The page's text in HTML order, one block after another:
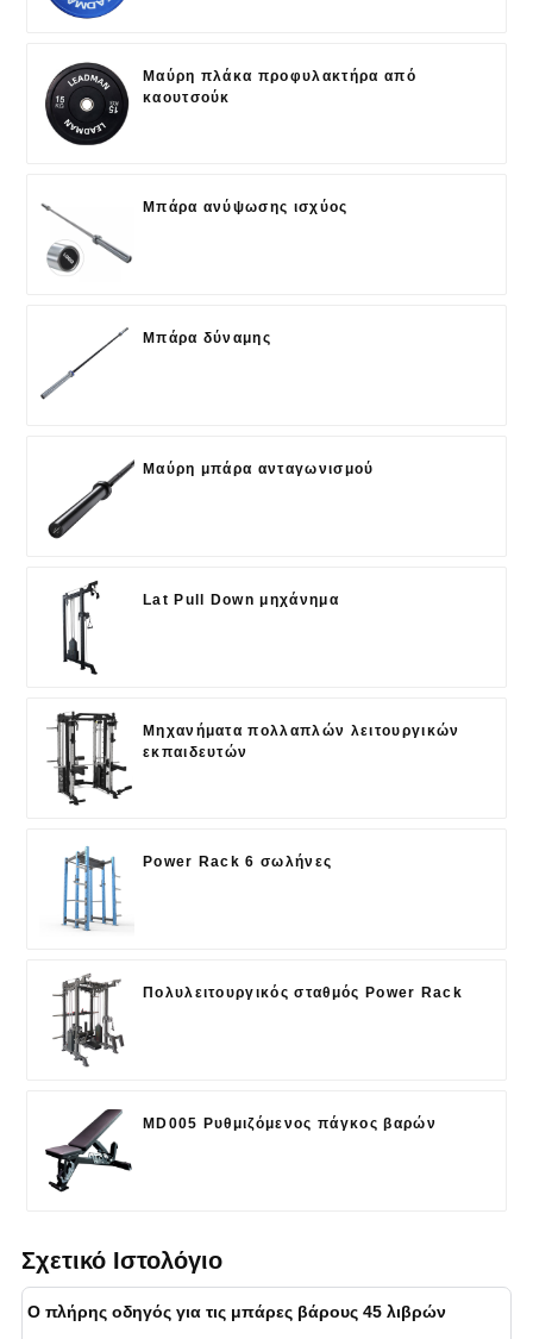
Μαύρη πλάκα προφυλακτήρα από
καουτσούκ
Μπάρα ανύψωσης ισχύος
Μπάρα δύναμης
Μαύρη μπάρα ανταγωνισμού
Lat Pull Down μηχάνημα
Μηχανήματα πολλαπλών λειτουργικών
εκπαιδευτών
Power Rack 6 σωλήνες
Πολυλειτουργικός σταθμός Power Rack
MD005 Ρυθμιζόμενος πάγκος βαρών
Σχετικό Ιστολόγιο
Ο πλήρης οδηγός για τις μπάρες βάρους 45 λιβρών